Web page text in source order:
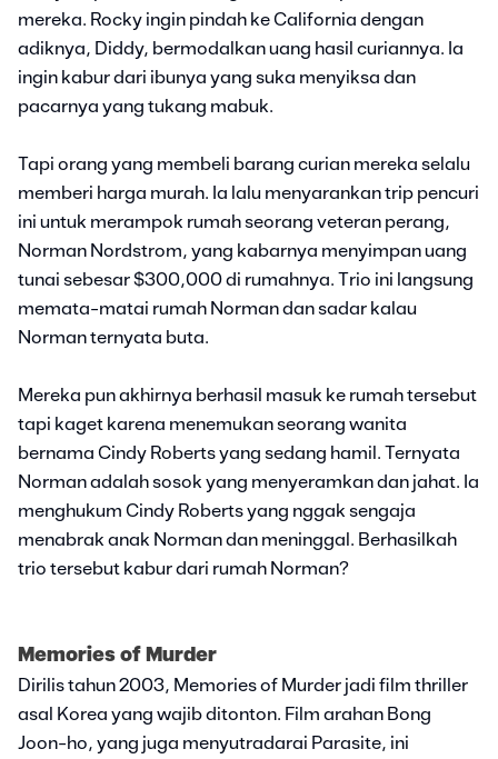
mereka. Rocky ingin pindah ke California dengan
adiknya, Diddy, bermodalkan uang hasil curiannya. Ia
ingin kabur dari ibunya yang suka menyiksa dan
pacarnya yang tukang mabuk.
Tapi orang yang membeli barang curian mereka selalu
memberi harga murah. Ia lalu menyarankan trip pencuri
ini untuk merampok rumah seorang veteran perang,
Norman Nordstrom, yang kabarnya menyimpan uang
tunai sebesar $300,000 di rumahnya. Trio ini langsung
memata-matai rumah Norman dan sadar kalau
Norman ternyata buta.
Mereka pun akhirnya berhasil masuk ke rumah tersebut
tapi kaget karena menemukan seorang wanita
bernama Cindy Roberts yang sedang hamil. Ternyata
Norman adalah sosok yang menyeramkan dan jahat. Ia
menghukum Cindy Roberts yang nggak sengaja
menabrak anak Norman dan meninggal. Berhasilkah
trio tersebut kabur dari rumah Norman?
Memories of Murder
Dirilis tahun 2003, Memories of Murder jadi film thriller
asal Korea yang wajib ditonton. Film arahan Bong
Joon-ho, yang juga menyutradarai Parasite, ini